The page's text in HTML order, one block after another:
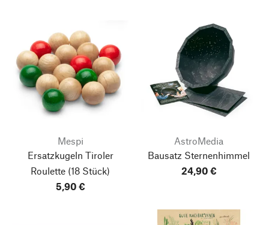
Mespi
Ersatzkugeln Tiroler
Roulette (18 Stück)
5,90 €
AstroMedia
Bausatz Sternenhimmel
24,90 €